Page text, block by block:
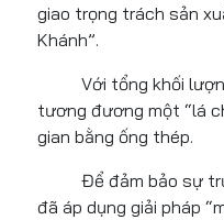
giao trọng trách sản
Khánh”.
Với tổng khối lượng
tương đương một “lá
gian bằng ống thép.
Để đảm bảo sự
đã áp dụng giải pháp